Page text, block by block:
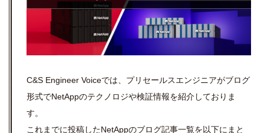
C&S Engineer Voiceでは、プリセールスエンジニアがブログ
形式でNetAppのテクノロジや検証情報を紹介しておりま
す。
これまでに投稿したNetAppのブログ記事一覧を以下にまと